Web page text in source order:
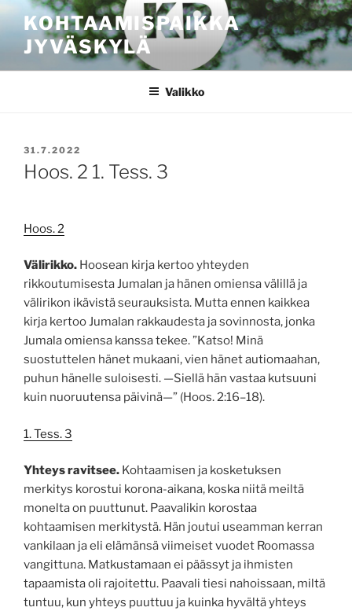
sisältöönKOHTAAMISPAIKKA
JYVÄSKYLÄ
Valikko
JULKAISTU
31.7.2022
Hoos. 2 1. Tess. 3
Hoos. 2
Välirikko. Hoosean kirja kertoo yhteyden
rikkoutumisesta Jumalan ja hänen omiensa välillä ja
välirikon ikävistä seurauksista. Mutta ennen kaikkea
kirja kertoo Jumalan rakkaudesta ja sovinnosta, jonka
Jumala omiensa kanssa tekee. ”Katso! Minä
suostuttelen hänet mukaani, vien hänet autiomaahan,
puhun hänelle suloisesti. —Siellä hän vastaa kutsuuni
kuin nuoruutensa päivinä—” (Hoos. 2:16–18).
1. Tess. 3
Yhteys ravitsee. Kohtaamisen ja kosketuksen
merkitys korostui korona-aikana, koska niitä meiltä
monelta on puuttunut. Paavalikin korostaa
kohtaamisen merkitystä. Hän joutui useamman kerran
vankilaan ja eli elämänsä viimeiset vuodet Roomassa
vangittuna. Matkustamaan ei päässyt ja ihmisten
tapaamista oli rajoitettu. Paavali tiesi nahoissaan, miltä
tuntuu, kun yhteys puuttuu ja kuinka hyvältä yhteys